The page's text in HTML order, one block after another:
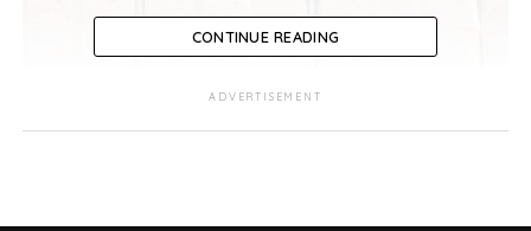
CONTINUE READING
ADVERTISEMENT